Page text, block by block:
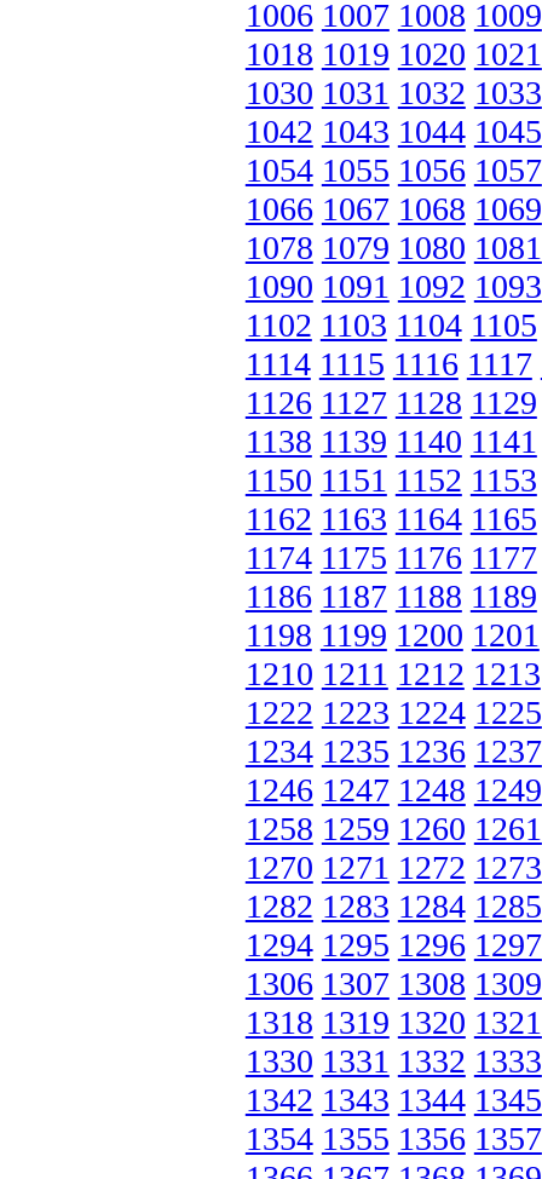
1006 1007 1008 1009
1018 1019 1020 1021
1030 1031 1032 1033
1042 1043 1044 1045
1054 1055 1056 1057
1066 1067 1068 1069
1078 1079 1080 1081
1090 1091 1092 1093
1102 1103 1104 1105
1114 1115 1116 1117
1126 1127 1128 1129
1138 1139 1140 1141
1150 1151 1152 1153
1162 1163 1164 1165
1174 1175 1176 1177
1186 1187 1188 1189
1198 1199 1200 1201
1210 1211 1212 1213
1222 1223 1224 1225
1234 1235 1236 1237
1246 1247 1248 1249
1258 1259 1260 1261
1270 1271 1272 1273
1282 1283 1284 1285
1294 1295 1296 1297
1306 1307 1308 1309
1318 1319 1320 1321
1330 1331 1332 1333
1342 1343 1344 1345
1354 1355 1356 1357